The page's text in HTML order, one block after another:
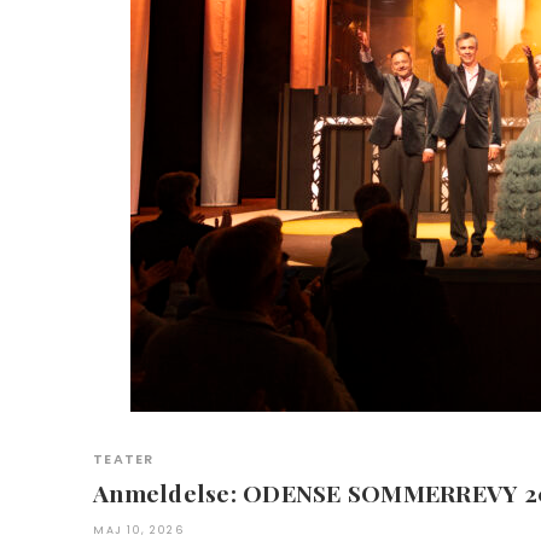
TEATER
Anmeldelse: ODENSE SOMMERREVY
MAJ 10, 2026